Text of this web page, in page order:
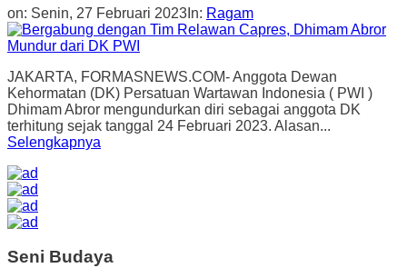
on: Senin, 27 Februari 2023 In: Ragam
JAKARTA, FORMASNEWS.COM- Anggota Dewan
Kehormatan (DK) Persatuan Wartawan Indonesia ( PWI )
Dhimam Abror mengundurkan diri sebagai anggota DK
terhitung sejak tanggal 24 Februari 2023. Alasan...
Selengkapnya
Seni Budaya